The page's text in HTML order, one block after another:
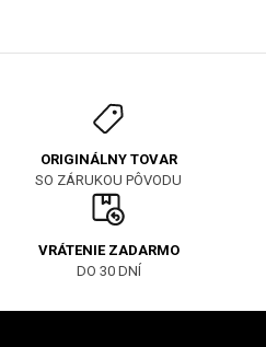
ORIGINÁLNY TOVAR
SO ZÁRUKOU PÔVODU
VRÁTENIE ZADARMO
DO 30 DNÍ